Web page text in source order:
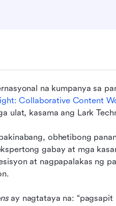
na kumpanya sa
Collaborative Content
ulat, kasama ang Lark
obhetibong
gabay at mga
at nagpapalakas ng
ay nagtataya na: